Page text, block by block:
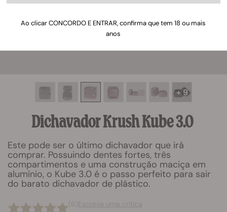
+ 9
Dichavador Krush Kube 3.0
Este pode ser o último dichavador que irá
comprar. Possuindo dentes fortes, três
compartimentos e uma construção maciça em
alumínio, o Kube 3.0 é o passo perfeito para sair
do barato dichavador de plástico.
Ao clicar CONCORDO E ENTRAR, confirma que tem 18 ou mais
anos